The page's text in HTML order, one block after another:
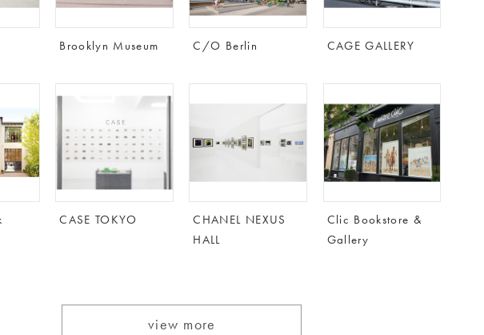
Brooklyn Museum C/O Berlin CAGE GALLERY
CASE TOKYO
CHANEL NEXUS
HALL
Clic Bookstore &
Gallery
view more